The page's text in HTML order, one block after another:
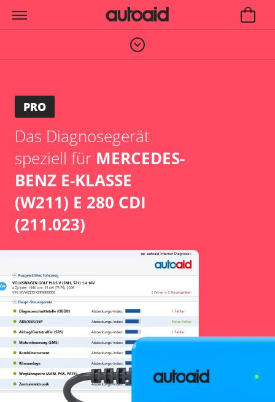
PRO
Das Diagnosegerät
speziell für MERCEDES-
BENZ E-KLASSE
(W211) E 280 CDI
(211.023)